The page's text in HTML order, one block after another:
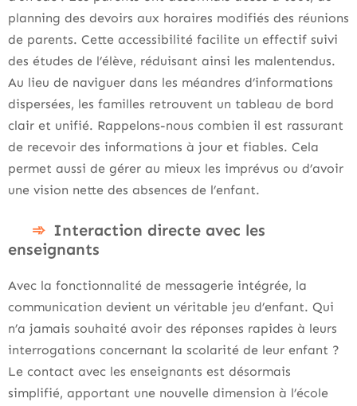
planning des devoirs aux horaires modifiés des réunions
de parents. Cette accessibilité facilite un effectif suivi
des études de l’élève, réduisant ainsi les malentendus.
Au lieu de naviguer dans les méandres d’informations
dispersées, les familles retrouvent un tableau de bord
clair et unifié. Rappelons-nous combien il est rassurant
de recevoir des informations à jour et fiables. Cela
permet aussi de gérer au mieux les imprévus ou d’avoir
une vision nette des absences de l’enfant.
Interaction directe avec les
enseignants
Avec la fonctionnalité de messagerie intégrée, la
communication devient un véritable jeu d’enfant. Qui
n’a jamais souhaité avoir des réponses rapides à leurs
interrogations concernant la scolarité de leur enfant ?
Le contact avec les enseignants est désormais
simplifié, apportant une nouvelle dimension à l’école